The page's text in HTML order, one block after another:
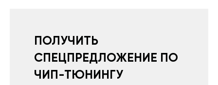
ПОЛУЧИТЬ
СПЕЦПРЕДЛОЖЕНИЕ ПО
ЧИП-ТЮНИНГУ